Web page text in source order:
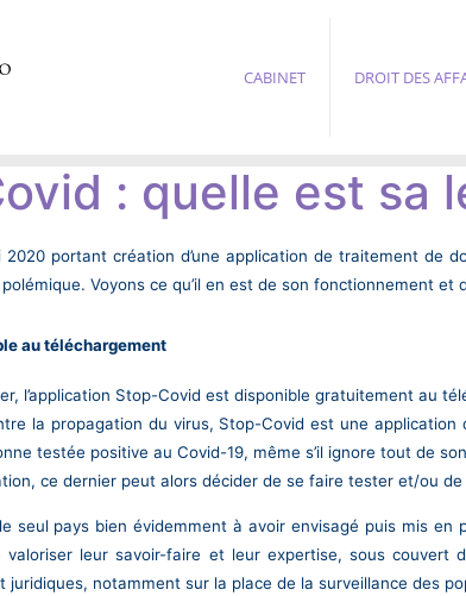
CABINET DROIT DES
: quelle est sa
portant création d’une application de traitement de
Voyons ce qu’il en est de son fonctionnement et
au téléchargement
l’application Stop-Covid est disponible gratuitement au
la propagation du virus, Stop-Covid est une
testée positive au Covid-19, même s’il ignore tout de
ce dernier peut alors décider de se faire tester et/ou
seul pays bien évidemment à avoir envisagé puis mis
leur savoir-faire et leur expertise, sous couvert
juridiques, notamment sur la place de la surveillance des